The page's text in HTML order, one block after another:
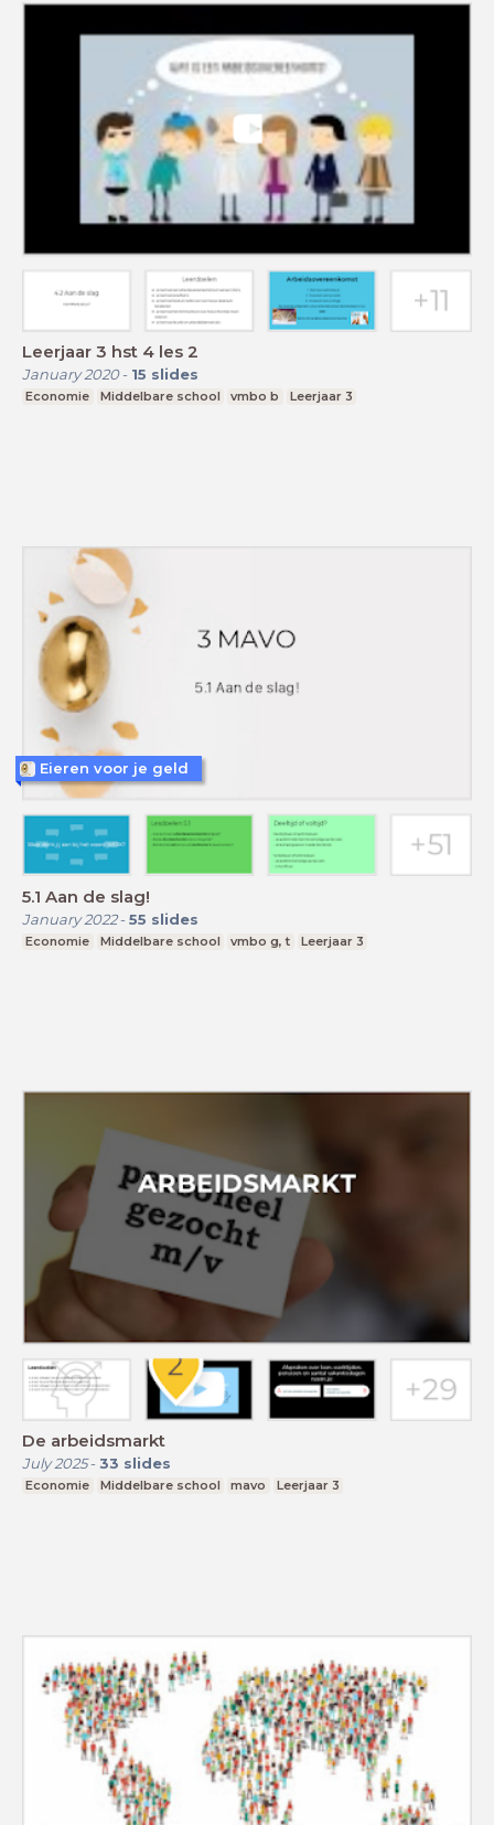
Leerjaar 3 hst 4 les 2
January 2020- 15 slides
Economie Middelbare school vmbo b Leerjaar 3
5.1 Aan de slag!
January 2022- 55 slides
Economie Middelbare school vmbo g, t Leerjaar 3
Eieren voor je geld
De arbeidsmarkt
July 2025- 33 slides
Economie Middelbare school mavo Leerjaar 3